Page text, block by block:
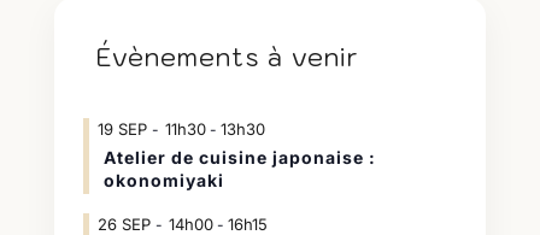
Évènements à venir
19 SEP 11h30- 13h30
Atelier de cuisine japonaise :
okonomiyaki
26 SEP 14h00- 16h15